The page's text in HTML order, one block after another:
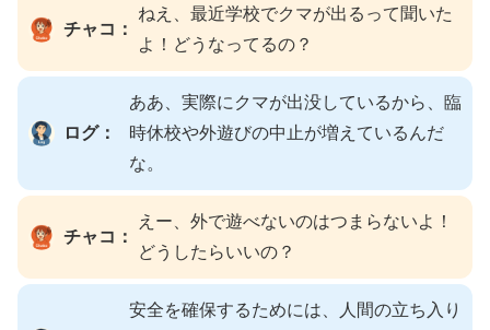
チャコ：
ねえ、最近学校でクマが出るって聞いた
よ！どうなってるの？
ログ：
ああ、実際にクマが出没しているから、臨
時休校や外遊びの中止が増えているんだ
な。
チャコ：
えー、外で遊べないのはつまらないよ！
どうしたらいいの？
安全を確保するためには、人間の立ち入り